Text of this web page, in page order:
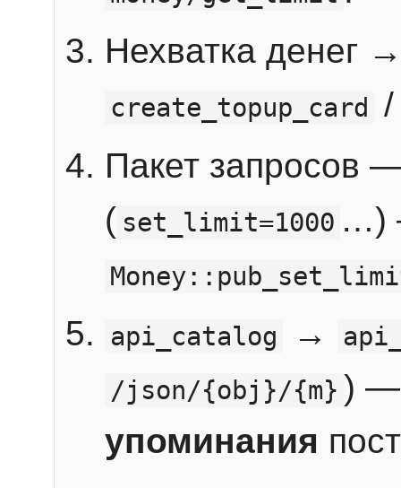
Нехватка денег
create_topup_card
Пакет запросов
( set_limit=1000 …)
api_catalog
→
/json/{obj}/{m} ) —
упоминания